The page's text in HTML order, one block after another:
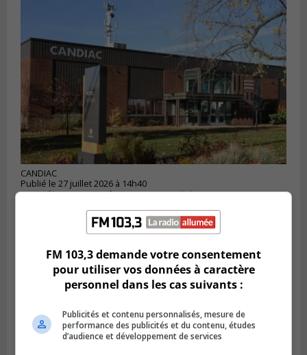
CANDIAC
Publié le 27 juillet 2026 à 14h40
Candiac propulse sa transition verte
FM 103,3 demande votre consentement
pour utiliser vos données à caractère
personnel dans les cas suivants :
Publicités et contenu personnalisés, mesure de
performance des publicités et du contenu, études
d’audience et développement de services